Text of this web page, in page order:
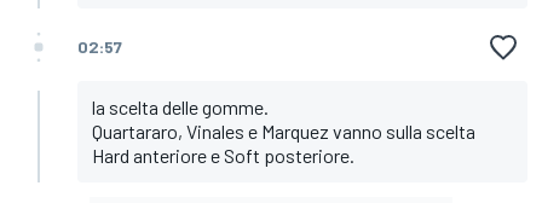
02:57
la scelta delle gomme.
Quartararo, Vinales e Marquez vanno sulla scelta
Hard anteriore e Soft posteriore.